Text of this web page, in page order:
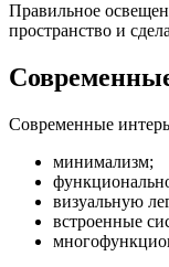
Правильное
пространство и
Современные
минимализм;
визуальную
встроенные